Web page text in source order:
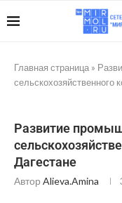
Главная страница »
сельскохозяйственного
Развитие
Дагестане
Автор Alieva.amina